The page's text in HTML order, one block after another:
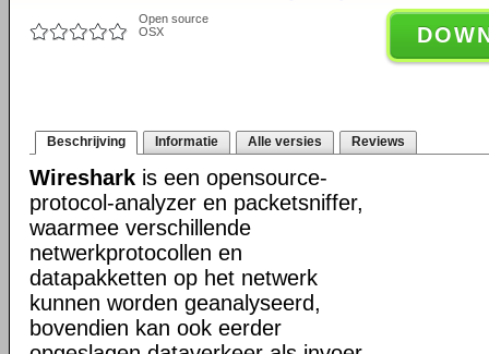
Open source
OSX
Beschrijving Informatie Alle versies Reviews
Wireshark is een opensource-
protocol-analyzer en packetsniffer,
waarmee verschillende
netwerkprotocollen en
datapakketten op het netwerk
kunnen worden geanalyseerd,
bovendien kan ook eerder